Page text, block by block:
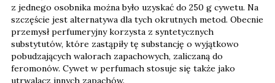
z jednego osobnika można było uzyskać do 250 g cywetu. Na
szczęście jest alternatywa dla tych okrutnych metod. Obecnie
przemysł perfumeryjny korzysta z syntetycznych
substytutów, które zastąpiły tę substancję o wyjątkowo
pobudzających walorach zapachowych, zaliczaną do
feromonów. Cywet w perfumach stosuje się także jako
utrwalacz innych zapachów.